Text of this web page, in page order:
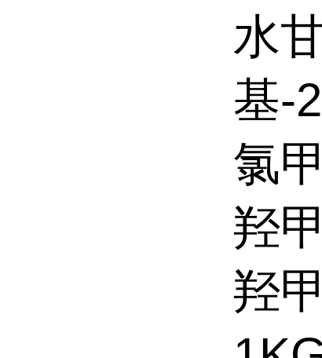
水
基-
氯
羟
羟